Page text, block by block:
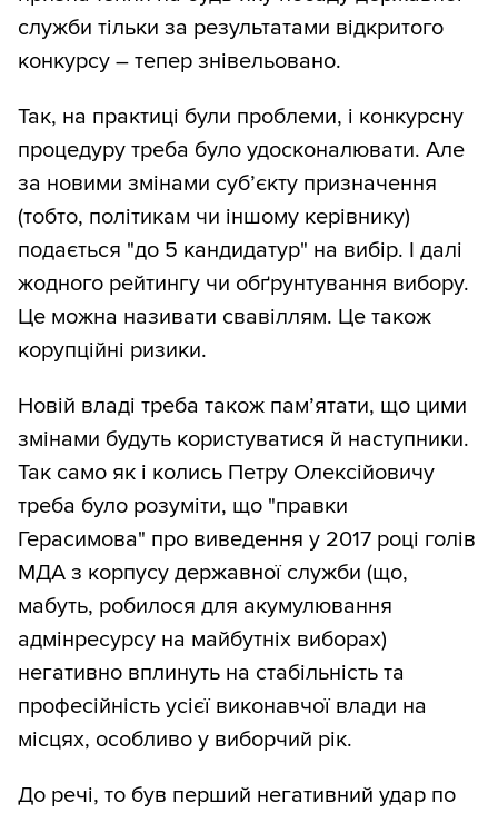
служби тільки за результатами відкритого
конкурсу – тепер знівельовано.
Так, на практиці були проблеми, і конкурсну
процедуру треба було удосконалювати. Але
за новими змінами суб’єкту призначення
(тобто, політикам чи іншому керівнику)
подається "до 5 кандидатур" на вибір. І далі
жодного рейтингу чи обґрунтування вибору.
Це можна називати свавіллям. Це також
корупційні ризики.
Новій владі треба також пам’ятати, що цими
змінами будуть користуватися й наступники.
Так само як і колись Петру Олексійовичу
треба було розуміти, що "правки
Герасимова" про виведення у 2017 році голів
МДА з корпусу державної служби (що,
мабуть, робилося для акумулювання
адмінресурсу на майбутніх виборах)
негативно вплинуть на стабільність та
професійність усієї виконавчої влади на
місцях, особливо у виборчий рік.
До речі, то був перший негативний удар по